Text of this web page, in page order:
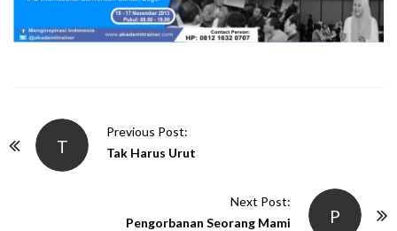
T
Previous Post:
Tak Harus Urut
P
Next Post:
Pengorbanan Seorang Mami